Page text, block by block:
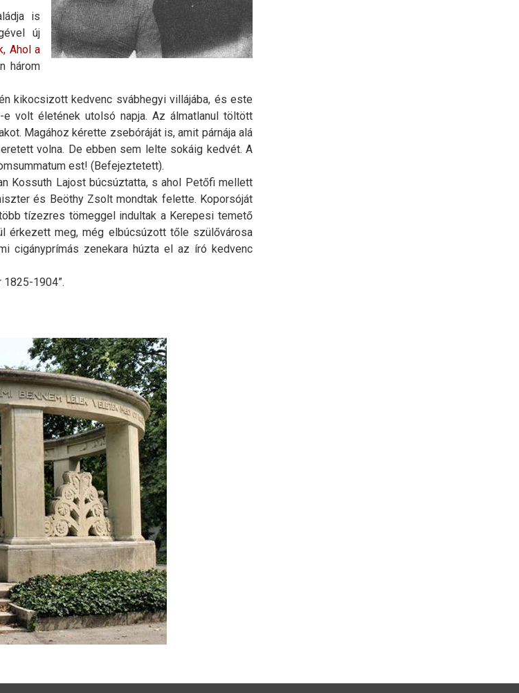
is
új
Ahol a
három
kikocsizott kedvenc svábhegyi villájába, és este
volt életének utolsó napja. Az álmatlanul töltött
Magához kérette zsebóráját is, amit párnája alá
volna. De ebben sem lelte sokáig kedvét. A
est! (Befejeztetett).
Kossuth Lajost búcsúztatta, s ahol Petőfi mellett
és Beöthy Zsolt mondtak felette. Koporsóját
tízezres tömeggel indultak a Kerepesi temető
érkezett meg, még elbúcsúzott tőle szülővárosa
cigányprímás zenekara húzta el az író kedvenc
1904”.